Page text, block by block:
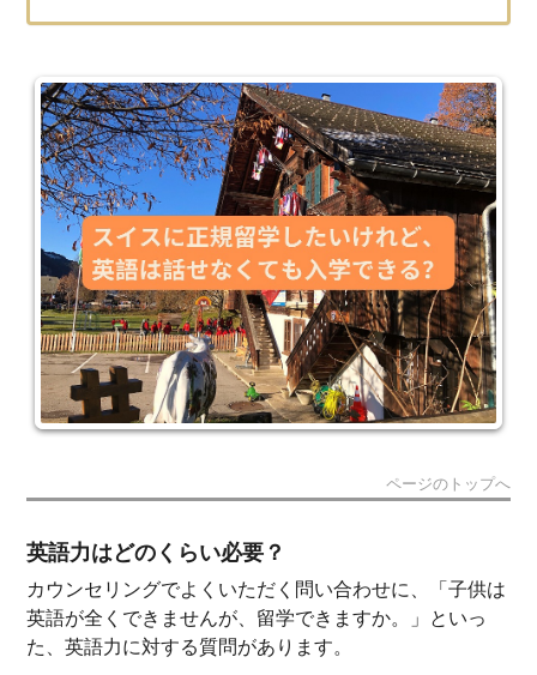
ページのトップへ
英語力はどのくらい必要？
カウンセリングでよくいただく問い合わせに、「子供は
英語が全くできませんが、留学できますか。」といっ
た、英語力に対する質問があります。